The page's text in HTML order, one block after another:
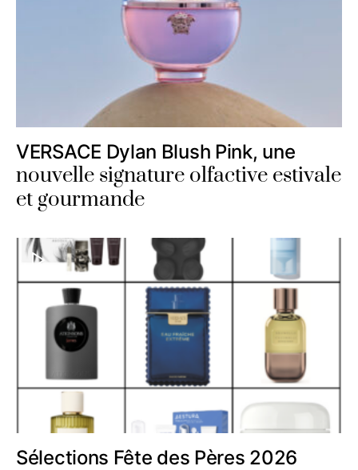
VERSACE Dylan Blush Pink, une
nouvelle signature olfactive estivale
et gourmande
Sélections Fête des Pères 2026